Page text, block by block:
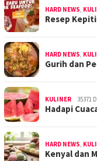
HARD NEWS,
Resep
HARD NEWS,
Gurih dan
KULINER 35371
Hadapi
HARD NEWS,
Kenyal dan